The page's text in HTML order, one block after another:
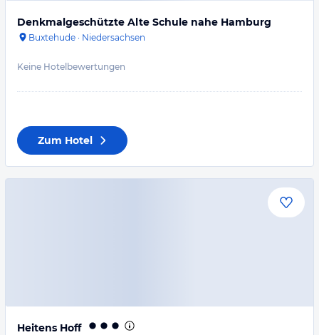
Denkmalgeschützte Alte Schule nahe Hamburg
Buxtehude · Niedersachsen
Keine Hotelbewertungen
Zum Hotel
Heitens Hoff